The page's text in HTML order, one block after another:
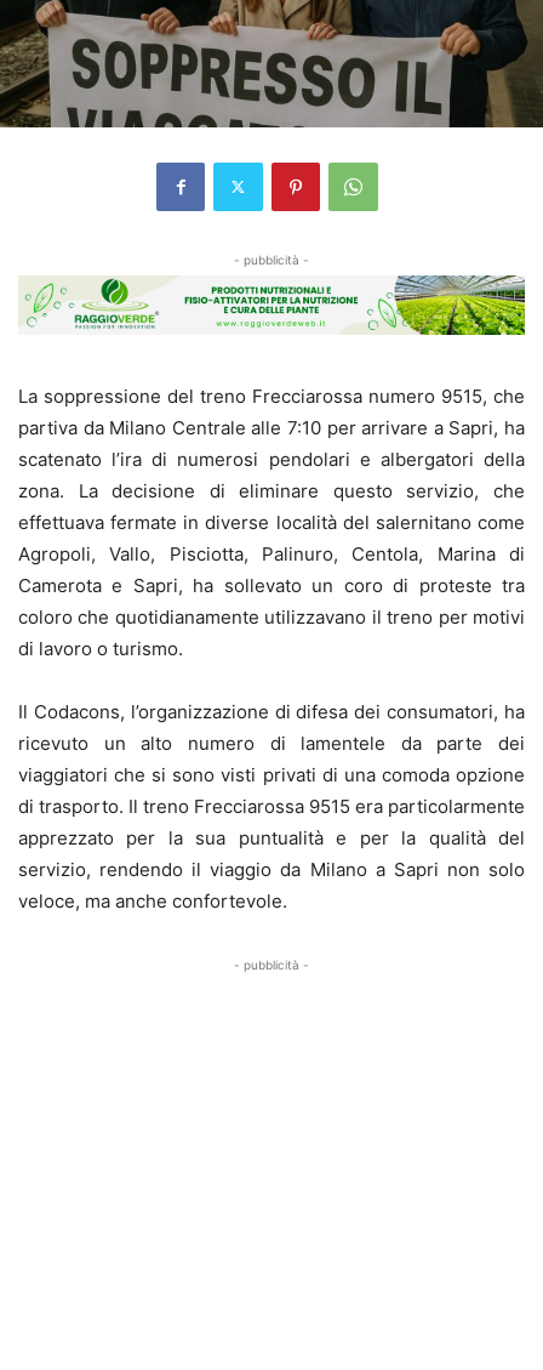
- pubblicità -
La soppressione del treno Frecciarossa numero 9515, che
partiva da Milano Centrale alle 7:10 per arrivare a Sapri, ha
scatenato l’ira di numerosi pendolari e albergatori della
zona. La decisione di eliminare questo servizio, che
effettuava fermate in diverse località del salernitano come
Agropoli, Vallo, Pisciotta, Palinuro, Centola, Marina di
Camerota e Sapri, ha sollevato un coro di proteste tra
coloro che quotidianamente utilizzavano il treno per motivi
di lavoro o turismo.
Il Codacons, l’organizzazione di difesa dei consumatori, ha
ricevuto un alto numero di lamentele da parte dei
viaggiatori che si sono visti privati di una comoda opzione
di trasporto. Il treno Frecciarossa 9515 era particolarmente
apprezzato per la sua puntualità e per la qualità del
servizio, rendendo il viaggio da Milano a Sapri non solo
veloce, ma anche confortevole.
- pubblicità -